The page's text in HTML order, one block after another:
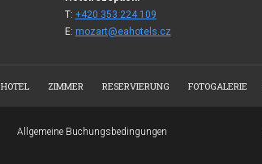
T: +420 353 224 109
E: mozart@eahotels.cz
HOTEL ZIMMER RESERVIERUNG FOTOGALERIE
Allgemeine Buchungsbedingungen